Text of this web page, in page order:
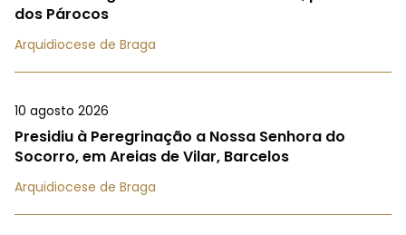
dos Párocos
Arquidiocese de Braga
10 agosto 2026
Presidiu à Peregrinação a Nossa Senhora do
Socorro, em Areias de Vilar, Barcelos
Arquidiocese de Braga